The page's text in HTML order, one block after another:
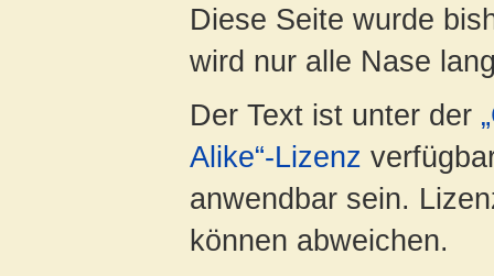
Diese Seite wurde
wird nur alle Nase
Der Text ist unter der
Alike“-Lizenz
anwendbar sein.
können abweichen.